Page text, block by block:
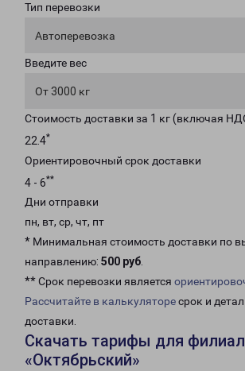
Тип перевозки
Автоперевозка
Введите вес
От 3000 кг
Стоимость доставки за 1 кг (включая
22.4*
Ориентировочный срок доставки
4 - 6**
Дни отправки
пн, вт, ср, чт, пт
* Минимальная стоимость доставки по
направлению: 500 руб.
** Срок перевозки является
Рассчитайте в калькуляторесрок и
доставки.
Скачать тарифы для
«Октябрьский»